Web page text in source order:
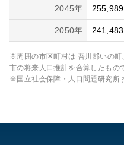
2045年 255,989
2050年 241,483
※周囲の市区町村は 吾川郡いの町
市の将来人口推計を合算したもの
※国立社会保障・人口問題研究所